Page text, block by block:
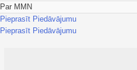
Par MMN
Pieprasīt Piedāvājumu
Pieprasīt Piedāvājumu